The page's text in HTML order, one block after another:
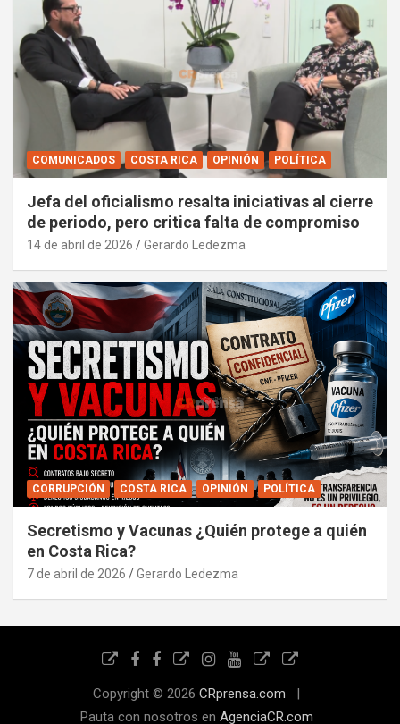
COMUNICADOS COSTA RICA OPINIÓN POLÍTICA
Jefa del oficialismo resalta iniciativas al cierre
de periodo, pero critica falta de compromiso
14 de abril de 2026 Gerardo Ledezma
CORRUPCIÓN COSTA RICA OPINIÓN POLÍTICA
Secretismo y Vacunas ¿Quién protege a quién
en Costa Rica?
7 de abril de 2026 Gerardo Ledezma
Copyright © 2026 CRprensa.com
Pauta con nosotros en AgenciaCR.com